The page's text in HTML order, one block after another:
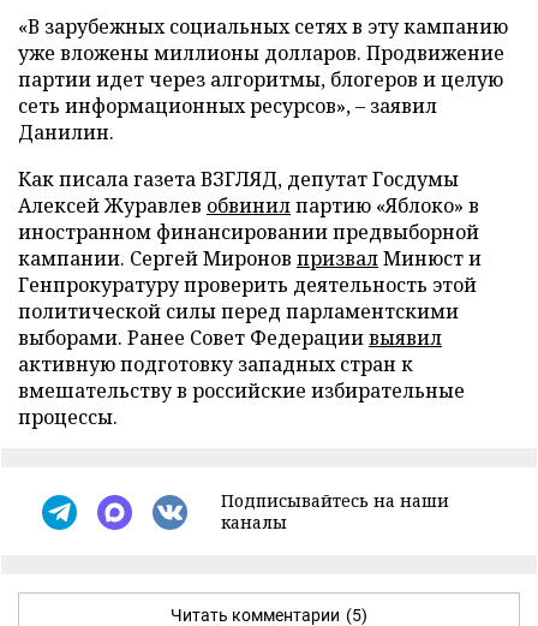
«В зарубежных социальных сетях в эту кампанию
уже вложены миллионы долларов. Продвижение
партии идет через алгоритмы, блогеров и целую
сеть информационных ресурсов», – заявил
Данилин.
Как писала газета ВЗГЛЯД, депутат Госдумы
Алексей Журавлев обвинилпартию «Яблоко» в
иностранном финансировании предвыборной
кампании. Сергей Миронов призвалМинюст и
Генпрокуратуру проверить деятельность этой
политической силы перед парламентскими
выборами. Ранее Совет Федерациивыявил
активную подготовку западных стран к
вмешательству в российские избирательные
процессы.
Подписывайтесь на наши
каналы
Читать комментарии (5)